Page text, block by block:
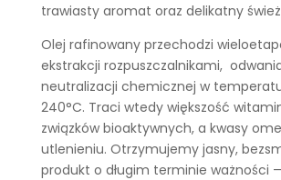
trawiasty aromat oraz delikatny
Olej rafinowany przechodzi
ekstrakcji rozpuszczalnikami,
neutralizacji chemicznej w
240°C. Traci wtedy większość
związków bioaktywnych, a kwasy
utlenieniu. Otrzymujemy jasny,
produkt o długim terminie ważności